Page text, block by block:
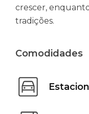
crescer,
tradições.
Comodidades